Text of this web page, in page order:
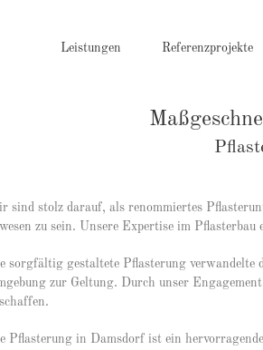
Leistungen Referenzprojekte
sind stolz darauf, als renommiertes
zu sein. Unsere Expertise im
sorgfältig gestaltete Pflasterung
zur Geltung. Durch unser
Pflasterung in Damsdorf ist ein